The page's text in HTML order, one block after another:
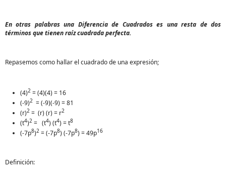
En otras palabras una Diferencia de Cuadrados es una resta de dos
términos que tienen raíz cuadrada perfecta.
Repasemos como hallar el cuadrado de una expresión;
(4)2 = (4)(4) = 16
(-9)2 = (-9)(-9) = 81
(r)2 = (r) (r) = r2
(t4)2 = (t4) (t4) = t8
(-7p8)2 = (-7p8) (-7p8) = 49p16
Definición: